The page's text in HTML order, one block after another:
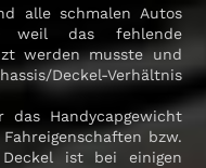
alle schmalen Autos
weil das fehlende
werden musste und
Deckel-Verhältnis
Handycapgewicht
bzw.
ist bei einigen